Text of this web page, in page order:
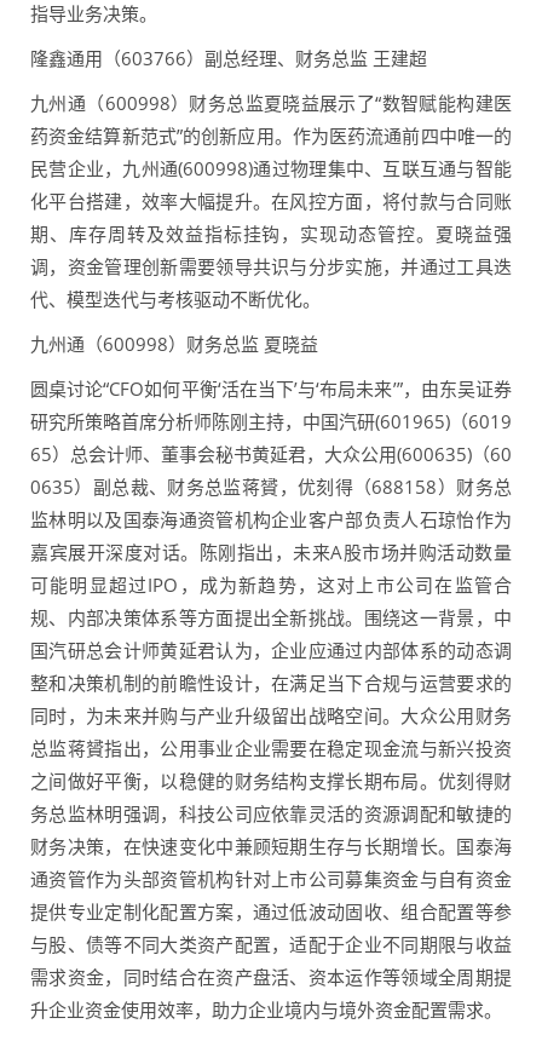
指导业务决策。
隆鑫通用（603766）副总经理、财务总监 王建超
九州通（600998）财务总监夏晓益展示了“数智赋能构建医
药资金结算新范式”的创新应用。作为医药流通前四中唯一的
民营企业，九州通(600998)通过物理集中、互联互通与智能
化平台搭建，效率大幅提升。在风控方面，将付款与合同账
期、库存周转及效益指标挂钩，实现动态管控。夏晓益强
调，资金管理创新需要领导共识与分步实施，并通过工具迭
代、模型迭代与考核驱动不断优化。
九州通（600998）财务总监 夏晓益
圆桌讨论“CFO如何平衡‘活在当下’与‘布局未来’”，由东吴证券
研究所策略首席分析师陈刚主持，中国汽研(601965)（6019
65）总会计师、董事会秘书黄延君，大众公用(600635)（60
0635）副总裁、财务总监蒋贇，优刻得（688158）财务总
监林明以及国泰海通资管机构企业客户部负责人石琼怡作为
嘉宾展开深度对话。陈刚指出，未来A股市场并购活动数量
可能明显超过IPO，成为新趋势，这对上市公司在监管合
规、内部决策体系等方面提出全新挑战。围绕这一背景，中
国汽研总会计师黄延君认为，企业应通过内部体系的动态调
整和决策机制的前瞻性设计，在满足当下合规与运营要求的
同时，为未来并购与产业升级留出战略空间。大众公用财务
总监蒋贇指出，公用事业企业需要在稳定现金流与新兴投资
之间做好平衡，以稳健的财务结构支撑长期布局。优刻得财
务总监林明强调，科技公司应依靠灵活的资源调配和敏捷的
财务决策，在快速变化中兼顾短期生存与长期增长。国泰海
通资管作为头部资管机构针对上市公司募集资金与自有资金
提供专业定制化配置方案，通过低波动固收、组合配置等参
与股、债等不同大类资产配置，适配于企业不同期限与收益
需求资金，同时结合在资产盘活、资本运作等领域全周期提
升企业资金使用效率，助力企业境内与境外资金配置需求。